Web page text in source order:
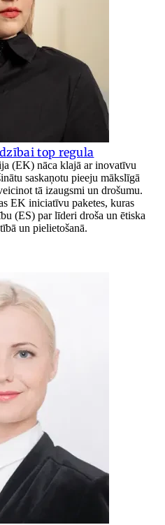
top regula
(EK) nāca klajā ar inovatīvu
saskaņotu pieeju mākslīgā
tā izaugsmi un drošumu.
EK iniciatīvu paketes, kuras
(ES) par līderi droša un ētiska
un pielietošanā.